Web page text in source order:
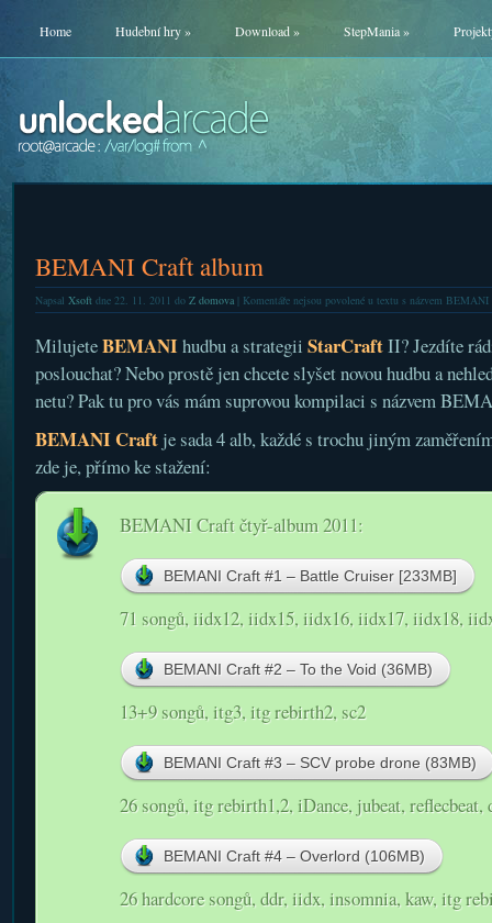
Home Hudební hry» Download» StepMania»
BEMANI Craft album
Napsal Xsoftdne 22. 11. 2011 do Z domova| Komentáře nejsou povolenéu textu s názvem BEMANI
MilujeteBEMANIhudbu a strategii StarCraftII? Jezdíte
poslouchat? Nebo prostě jen chcete slyšet novou hudbu a
netu? Pak tu pro vás mám suprovou kompilaci s názvem
BEMANI Craftje sada 4 alb, každé s trochu jiným
zde je, přímo ke stažení:
BEMANI Craft čtyř-album 2011:
BEMANI Craft #1 – Battle Cruiser [233MB]
71 songů, iidx12, iidx15, iidx16, iidx17, iidx18,
BEMANI Craft #2 – To the Void (36MB)
13+9 songů, itg3, itg rebirth2, sc2
BEMANI Craft #3 – SCV probe drone (83MB)
26 songů, itg rebirth1,2, iDance, jubeat, reflecbeat,
BEMANI Craft #4 – Overlord (106MB)
26 hardcore songů, ddr, iidx, insomnia, kaw, itg